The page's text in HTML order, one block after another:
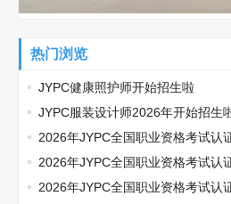
热门浏览
JYPC健康照护师开始招生啦
JYPC服装设计师2026年开始招生
2026年JYPC全国职业资格考试认
师开始报名啦
2026年JYPC全国职业资格考试认
师开始报名啦
2026年JYPC全国职业资格考试认